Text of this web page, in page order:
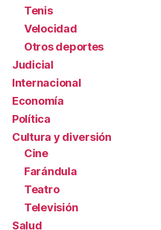
Tenis
Velocidad
Otros deportes
Judicial
Internacional
Economía
Política
Cultura y diversión
Cine
Farándula
Teatro
Televisión
Salud